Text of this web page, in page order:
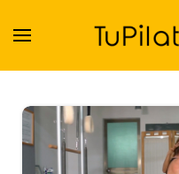
Skip to main content